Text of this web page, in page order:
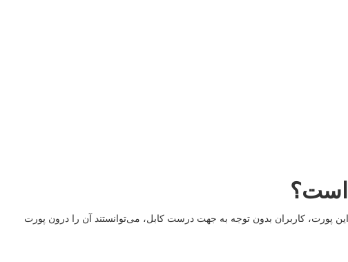
است؟
لایتنینگ راهی بازار شد. به لطف استفاده از این پورت، کاربران بدون توجه به جهت درست کابل، می‌توانستند آن را درون پورت